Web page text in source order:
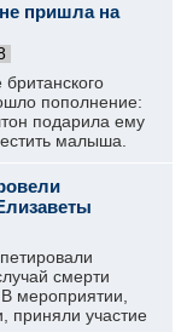
пришла на
пополнение:
подарила ему
малыша.
смерти
мероприятии,
приняли участие